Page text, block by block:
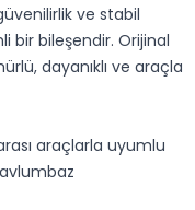
ve stabil
bir bileşendir. Orijinal
dayanıklı ve araçla
araçlarla uyumlu